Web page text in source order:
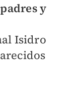
y
Isidro